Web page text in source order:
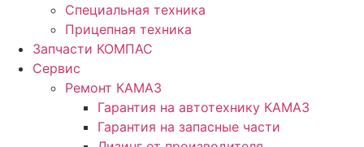
Специальная техника
Прицепная техника
Запчасти КОМПАС
Сервис
Ремонт КАМАЗ
Гарантия на автотехнику КАМАЗ
Гарантия на запасные части